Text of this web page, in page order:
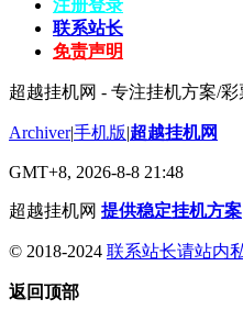
注册登录
联系站长
免责声明
超越挂机网 - 专注挂机方案/
Archiver|手机版|超越挂机网
GMT+8, 2026-8-8 21:48
超越挂机网 提供稳定挂机方案
© 2018-2024 联系站长请站内
返回顶部